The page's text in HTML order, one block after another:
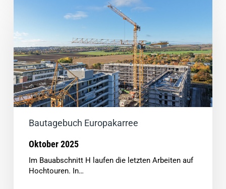
Bautagebuch Europakarree
Oktober 2025
Im Bauabschnitt H laufen die letzten Arbeiten auf
Hochtouren. In…